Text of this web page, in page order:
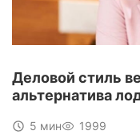
Деловой стиль
альтернатива
5 мин
1999